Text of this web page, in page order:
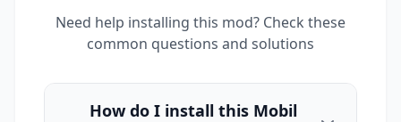
Need help installing this mod? Check these
common questions and solutions
How do I install this Mobil